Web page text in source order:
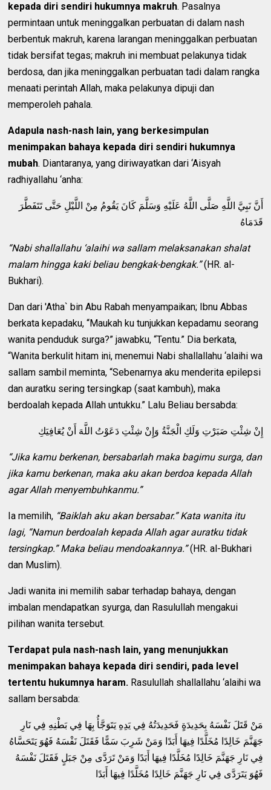
kepada diri sendiri hukumnya makruh. Pasalnya
permintaan untuk meninggalkan perbuatan di dalam nash
berbentuk makruh, karena larangan meninggalkan perbuatan
tidak bersifat tegas; makruh ini membuat pelakunya tidak
berdosa, dan jika meninggalkan perbuatan tadi dalam rangka
menaati perintah Allah, maka pelakunya dipuji dan
memperoleh pahala.
Adapula nash-nash lain, yang berkesimpulan
menimpakan bahaya kepada diri sendiri hukumnya
mubah. Diantaranya, yang diriwayatkan dari ‘Aisyah
radhiyallahu ‘anha:
أَنَّ نَبِيَّ اللَّهِ صَلَّى اللَّهُ عَلَيْهِ وَسَلَّمَ كَانَ يَقُومُ مِنْ اللَّيْلِ حَتَّى تَتَفَطَّرَ
قَدَمَاهُ
“Nabi shallallahu ‘alaihi wa sallam melaksanakan shalat
malam hingga kaki beliau bengkak-bengkak.”(HR. al-
Bukhari).
Dan dari 'Atha` bin Abu Rabah menyampaikan; Ibnu Abbas
berkata kepadaku, “Maukah ku tunjukkan kepadamu seorang
wanita penduduk surga?” jawabku, “Tentu.” Dia berkata,
“Wanita berkulit hitam ini, menemui Nabi shallallahu ‘alaihi wa
sallam sambil meminta, “Sebenarnya aku menderita epilepsi
dan auratku sering tersingkap (saat kambuh), maka
berdoalah kepada Allah untukku.” Lalu Beliau bersabda:
إِنْ شِئْتِ صَبَرْتِ وَلَكِ الْجَنَّةُ وَإِنْ شِئْتِ دَعَوْتُ اللَّهَ أَنْ يُعَافِيَكِ
“Jika kamu berkenan, bersabarlah maka bagimu surga, dan
jika kamu berkenan, maka aku akan berdoa kepada Allah
agar Allah menyembuhkanmu.”
Ia memilih, “Baiklah aku akan bersabar.” Kata wanita itu
lagi, “Namun berdoalah kepada Allah agar auratku tidak
tersingkap.” Maka beliau mendoakannya.”(HR. al-Bukhari
dan Muslim).
Jadi wanita ini memilih sabar terhadap bahaya, dengan
imbalan mendapatkan syurga, dan Rasulullah mengakui
pilihan wanita tersebut.
Terdapat pula nash-nash lain, yang menunjukkan
menimpakan bahaya kepada diri sendiri, pada level
tertentu hukumnya haram. Rasulullah shallallahu ‘alaihi wa
sallam bersabda:
مَنْ قَتَلَ نَفْسَهُ بِحَدِيدَةٍ فَحَدِيدَتُهُ فِي يَدِهِ يَتَوَجَّأُ بِهَا فِي بَطْنِهِ فِي نَارِ
جَهَنَّمَ خَالِدًا مُخَلَّدًا فِيهَا أَبَدًا وَمَنْ شَرِبَ سَمًّا فَقَتَلَ نَفْسَهُ فَهُوَ يَتَحَسَّاهُ
فِي نَارِ جَهَنَّمَ خَالِدًا مُخَلَّدًا فِيهَا أَبَدًا وَمَنْ تَرَدَّى مِنْ جَبَلٍ فَقَتَلَ نَفْسَهُ
فَهُوَ يَتَرَدَّى فِي نَارِ جَهَنَّمَ خَالِدًا مُخَلَّدًا فِيهَا أَبَدًا